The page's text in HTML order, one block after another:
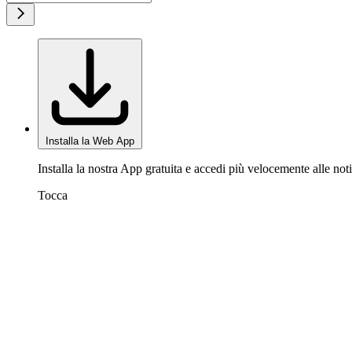
Installa la Web App
Installa la nostra App gratuita e accedi più velocemente alle
Tocca